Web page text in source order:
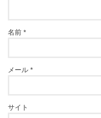
名前*
メール*
サイト